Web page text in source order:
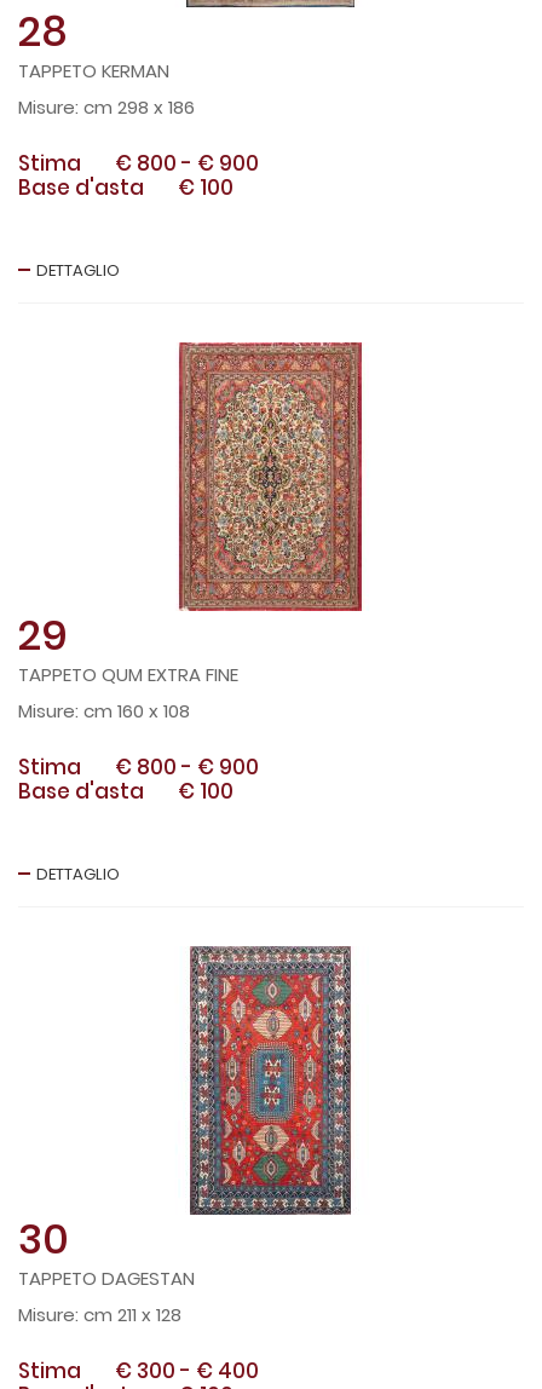
28
TAPPETO KERMAN
cm 298 x 186
Stima € 800 - € 900
Base d'asta
€ 100
DETTAGLIO
29
TAPPETO QUM EXTRA FINE
cm 160 x 108
Stima € 800 - € 900
Base d'asta
€ 100
DETTAGLIO
30
TAPPETO DAGESTAN
cm 211 x 128
Stima € 300 - € 400